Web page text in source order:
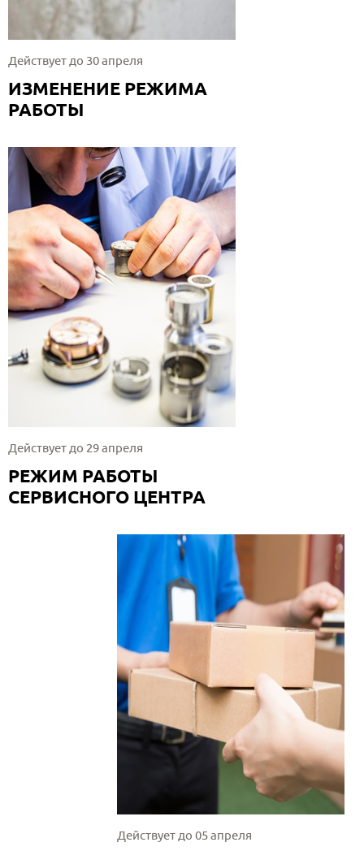
Действует до 30 апреля
ИЗМЕНЕНИЕ РЕЖИМА
РАБОТЫ
Действует до 29 апреля
РЕЖИМ РАБОТЫ
СЕРВИСНОГО ЦЕНТРА
Действует до 05 апреля